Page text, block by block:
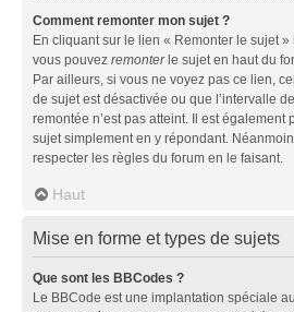
Comment remonter mon sujet ?
En cliquant sur le lien « Remonter le sujet »
vous pouvez remonterle sujet en haut du
Par ailleurs, si vous ne voyez pas ce lien,
de sujet est désactivée ou que l’intervalle
remontée n’est pas atteint. Il est également
sujet simplement en y répondant.
respecter les règles du forum en le faisant.
Haut
Mise en forme et types de sujets
Que sont les BBCodes ?
Le BBCode est une implantation spéciale